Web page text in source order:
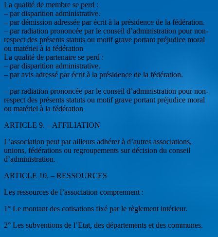
La qualité de membre se perd :
– par disparition administrative.
– par démission adressée par écrit à la présidence de la fédération.
– par radiation prononcée par le conseil d’administration pour non-
respect des présents statuts ou motif grave portant préjudice moral
ou matériel à la fédération
La qualité de partenaire se perd :
– par disparition administrative.
– par avis adressé par écrit à la présidence de la fédération.
– par radiation prononcée par le conseil d’administration pour non-
respect des présents statuts ou motif grave portant préjudice moral
ou matériel à la fédération
ARTICLE 9. – AFFILIATION
L’association peut par ailleurs adhérer à d’autres associations,
unions, fédérations ou regroupements sur décision du conseil
d’administration.
ARTICLE 10. – RESSOURCES
Les ressources de l’association comprennent :
1° Le montant des cotisations fixé par le règlement intérieur.
2° Les subventions de l’Etat, des départements et des communes.